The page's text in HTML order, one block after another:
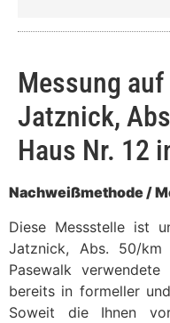
Messung
Jatznick,
Haus Nr. 12
Nachweißmethode /
Diese Messstelle ist
Jatznick, Abs. 50/
Pasewalk
bereits in formeller
Soweit die Ihnen